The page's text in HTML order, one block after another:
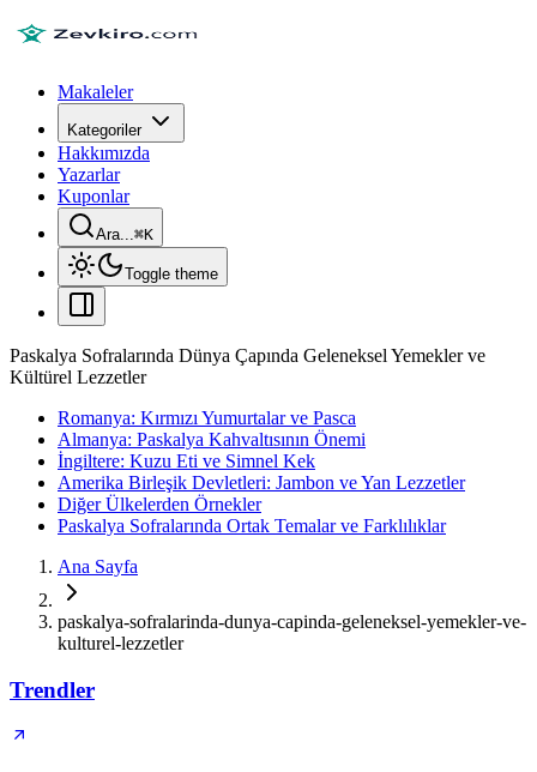
Makaleler
Kategoriler
Hakkımızda
Yazarlar
Kuponlar
Ara...⌘K
Toggle theme
Paskalya Sofralarında Dünya Çapında Geleneksel Yemekler ve
Kültürel Lezzetler
Romanya: Kırmızı Yumurtalar ve Pasca
Almanya: Paskalya Kahvaltısının Önemi
İngiltere: Kuzu Eti ve Simnel Kek
Amerika Birleşik Devletleri: Jambon ve Yan Lezzetler
Diğer Ülkelerden Örnekler
Paskalya Sofralarında Ortak Temalar ve Farklılıklar
Ana Sayfa
paskalya-sofralarinda-dunya-capinda-geleneksel-yemekler-ve-
kulturel-lezzetler
Trendler